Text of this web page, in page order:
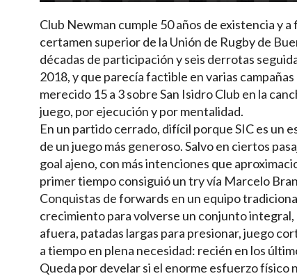
Club Newman cumple 50 años de existencia y
certamen superior de la Unión de Rugby de
décadas de participación y seis derrotas
2018, y que parecía factible en varias
merecido 15 a 3 sobre San Isidro Club en la
juego, por ejecución y por mentalidad.
En un partido cerrado, difícil porque SIC es un
de un juego más generoso. Salvo en ciertos
goal ajeno, con más intenciones que
primer tiempo consiguió un try vía Marcelo
Conquistas de forwards en un equipo
crecimiento para volverse un conjunto
afuera, patadas largas para presionar, juego
a tiempo en plena necesidad: recién en los
Queda por develar si el enorme esfuerzo físico